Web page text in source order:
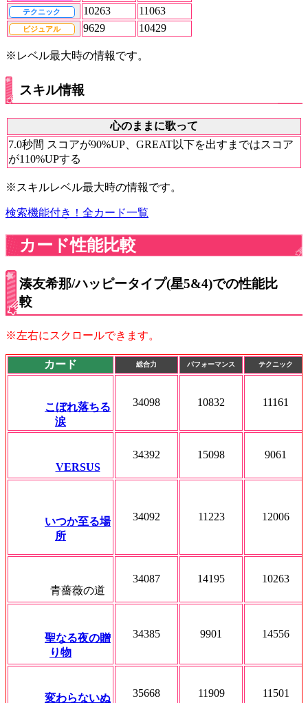
テクニック 10263 11063
ビジュアル 9629 10429
※レベル最大時の情報です。
スキル情報
心のままに歌って
7.0秒間 スコアが90%UP、GREAT以下を出すまではスコア
が110%UPする
※スキルレベル最大時の情報です。
検索機能付き！全カード一覧
カード性能比較
湊友希那/ハッピータイプ(星5&4)での性能比
較
※左右にスクロールできます。
カード 総合力 パフォーマンス テクニック
こぼれ落ちる
涙
34098 10832 11161
VERSUS
34392 15098 9061
いつか至る場
所
34092 11223 12006
青薔薇の道
34087 14195 10263
聖なる夜の贈
り物
34385 9901 14556
変わらないぬ 35668 11909 11501